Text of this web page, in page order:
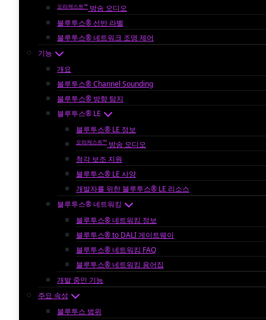
오라캐스트™ 방송 오디오
블루투스® 선반 라벨
블루투스® 네트워크 조명 제어
기능
개요
블루투스® Channel Sounding
블루투스® 방향 탐지
블루투스® LE
블루투스® LE 정보
오라캐스트™ 방송 오디오
청각 보조 지원
블루투스® LE 사양
개발자를 위한 블루투스® LE 리소스
블루투스® 네트워킹
블루투스® 네트워킹 정보
블루투스® to DALI 게이트웨이
블루투스® 네트워킹 FAQ
블루투스® 네트워킹 용어집
개발 중인 기능
주요 속성
블루투스 범위